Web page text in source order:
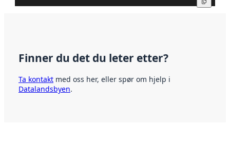
Finner du det du leter etter?
Ta kontakt med oss her, eller spør om hjelp i
Datalandsbyen.